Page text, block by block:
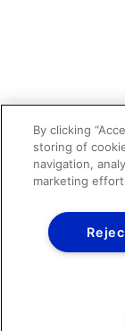
By clicking
storing of
navigation,
marketing